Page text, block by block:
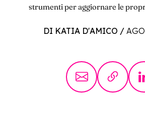
strumenti per aggiornare le
DI KATIA D'AMICO /